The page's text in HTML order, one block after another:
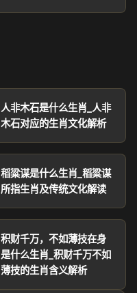
人非木石是什么生肖_人非
木石对应的生肖文化解析
稻粱谋是什么生肖_稻粱谋
所指生肖及传统文化解读
积财千万，不如薄技在身
是什么生肖_积财千万不如
薄技的生肖含义解析